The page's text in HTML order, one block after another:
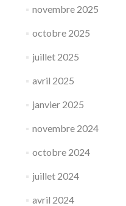
novembre 2025
octobre 2025
juillet 2025
avril 2025
janvier 2025
novembre 2024
octobre 2024
juillet 2024
avril 2024